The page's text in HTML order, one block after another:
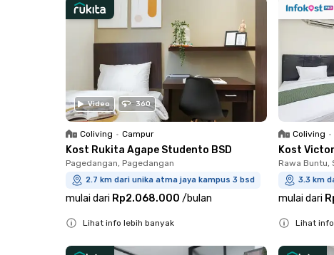
Video 360
Coliving • Campur
Kost Rukita Agape Studento BSD
Pagedangan, Pagedangan
2.7 km dari unika atma jaya kampus 3 bsd
mulai dari Rp2.068.000 /bulan
Lihat info lebih banyak
Coliving •
Kost
Rawa Buntu,
3.3 km
mulai dari
Lihat